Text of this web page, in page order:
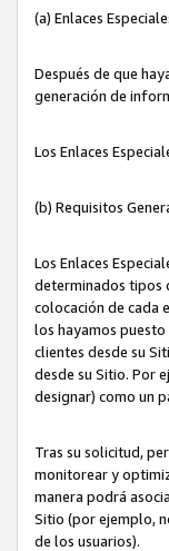
(a) Enlaces
Después de que
generación de
Los Enlaces
(b) Requisitos
Los Enlaces
determinados tipos
colocación de cada
los hayamos
clientes desde su
desde su Sitio. Por
designar) como un
Tras su solicitud,
monitorear y
manera podrá
Sitio (por ejemplo,
de los usuarios).